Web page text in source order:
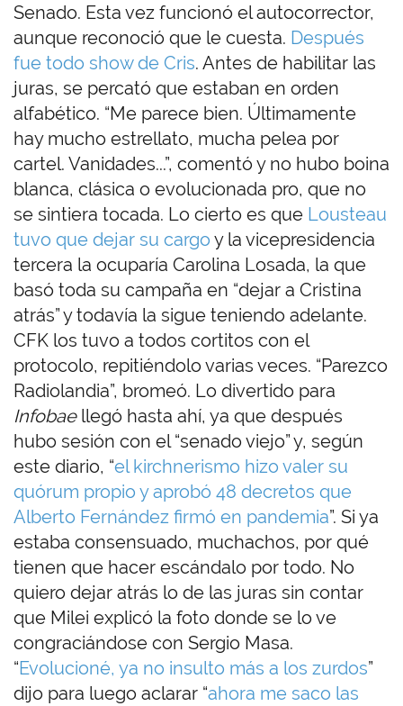
Senado. Esta vez funcionó el autocorrector,
aunque reconoció que le cuesta. Después
fue todo show de Cris. Antes de habilitar las
juras, se percató que estaban en orden
alfabético. “Me parece bien. Últimamente
hay mucho estrellato, mucha pelea por
cartel. Vanidades...”, comentó y no hubo boina
blanca, clásica o evolucionada pro, que no
se sintiera tocada. Lo cierto es que Lousteau
tuvo que dejar su cargo y la vicepresidencia
tercera la ocuparía Carolina Losada, la que
basó toda su campaña en “dejar a Cristina
atrás” y todavía la sigue teniendo adelante.
CFK los tuvo a todos cortitos con el
protocolo, repitiéndolo varias veces. “Parezco
Radiolandia”, bromeó. Lo divertido para
Infobaellegó hasta ahí, ya que después
hubo sesión con el “senado viejo” y, según
este diario, “el kirchnerismo hizo valer su
quórum propio y aprobó 48 decretos que
Alberto Fernández firmó en pandemia”. Si ya
estaba consensuado, muchachos, por qué
tienen que hacer escándalo por todo. No
quiero dejar atrás lo de las juras sin contar
que Milei explicó la foto donde se lo ve
congraciándose con Sergio Masa.
“Evolucioné, ya no insulto más a los zurdos”
dijo para luego aclarar “ahora me saco las